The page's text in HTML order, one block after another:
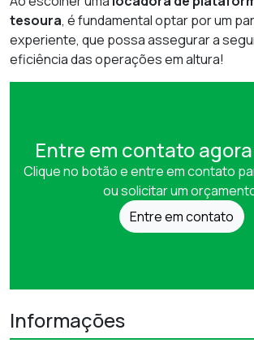
tesoura, é fundamental optar por um
experiente, que possa assegurar a
eficiência das operações em altura!
Entre em contato
Clique no botão e entre em contato
ou solicitar um
Entre em contato
Informações